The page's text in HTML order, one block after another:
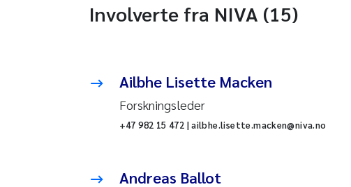
Involverte fra NIVA (15)
Ailbhe Lisette Macken
Forskningsleder
+47 982 15 472 | ailbhe.lisette.macken@niva.no
Andreas Ballot